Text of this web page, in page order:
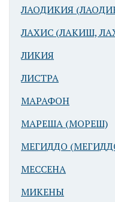
ЛАОДИКИЯ
ЛАХИС (ЛАКИШ,
ЛИКИЯ
ЛИСТРА
МАРАФОН
МАРЕША (МОРЕШ)
МЕГИДДО
МЕССЕНА
МИКЕНЫ